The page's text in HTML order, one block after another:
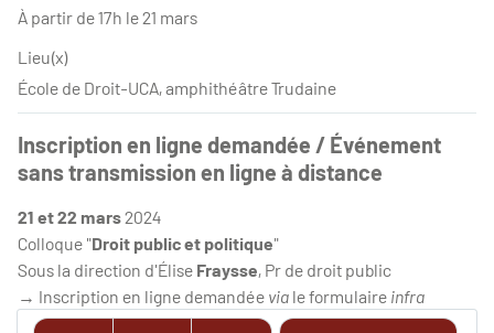
À partir de 17h le 21 mars
Lieu(x)
École de Droit-UCA, amphithéâtre Trudaine
Inscription en ligne demandée / Événement
sans transmission en ligne à distance
21 et 22 mars2024
Colloque "Droit public et politique"
Sous la direction d'Élise Fraysse, Pr de droit public
→ Inscription en ligne demandée via le formulaire infra